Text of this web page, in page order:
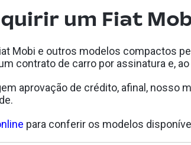
um Fiat
Mobi e outros modelos compactos
contrato de carro por assinatura e,
aprovação de crédito, afinal, nosso
para conferir os modelos